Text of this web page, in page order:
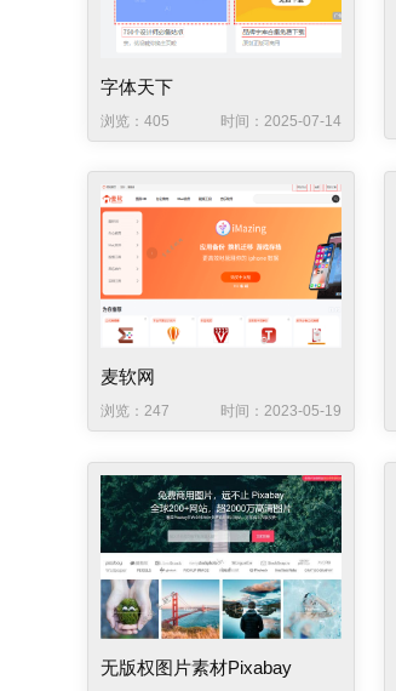
字体天下
浏览：405 时间：2025-07-14
麦软网
浏览：247 时间：2023-05-19
无版权图片素材Pixabay